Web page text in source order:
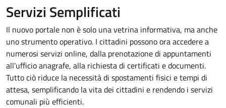
Servizi Semplificati
Il nuovo portale non è solo una vetrina informativa, ma anche
uno strumento operativo. I cittadini possono ora accedere a
numerosi servizi online, dalla prenotazione di appuntamenti
all'ufficio anagrafe, alla richiesta di certificati e documenti.
Tutto ciò riduce la necessità di spostamenti fisici e tempi di
attesa, semplificando la vita dei cittadini e rendendo i servizi
comunali più efficienti.